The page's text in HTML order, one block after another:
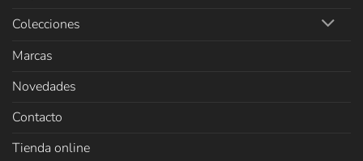
Colecciones
Marcas
Novedades
Contacto
Tienda online